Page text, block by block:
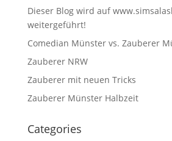
Dieser Blog wird auf
weitergeführt!
Comedian Münster vs. Zauberer
Zauberer NRW
Zauberer mit neuen Tricks
Zauberer Münster Halbzeit
Categories